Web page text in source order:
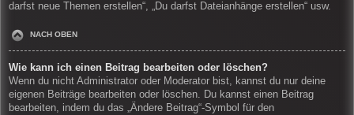
darfst neue Themen erstellen“, „Du darfst Dateianhänge erstellen“ usw.
NACH OBEN
Wie kann ich einen Beitrag bearbeiten oder löschen?
Wenn du nicht Administrator oder Moderator bist, kannst du nur deine
eigenen Beiträge bearbeiten oder löschen. Du kannst einen Beitrag
bearbeiten, indem du das „Ändere Beitrag“-Symbol für den